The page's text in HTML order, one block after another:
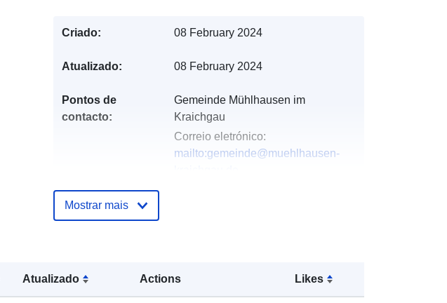
Atualizado Actions Likes
Criado: 08 February 2024
Atualizado: 08 February 2024
Pontos de
contacto:
Gemeinde Mühlhausen im
Kraichgau
Correio eletrónico:
mailto:gemeinde@muehlhausen-
Registo do
catálogo:
Acrescentado à data.europa.eu:
February 2026
Mostrar mais